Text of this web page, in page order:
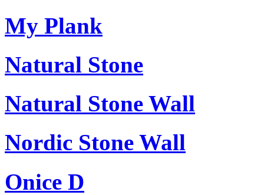
My Plank
Natural Stone
Natural Stone Wall
Nordic Stone Wall
Onice D